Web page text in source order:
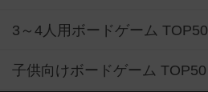
3～4人用ボードゲーム TOP50
子供向けボードゲーム TOP50